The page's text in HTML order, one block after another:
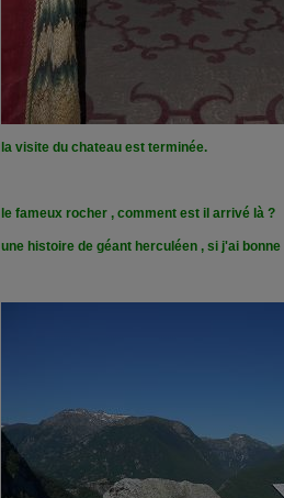
la visite du chateau est terminée.
le fameux rocher , comment est il arrivé là ?
une histoire de géant herculéen , si j'ai